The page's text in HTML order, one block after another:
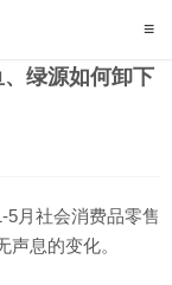
绿源如何卸下
5月社会消费品零售
息的变化。